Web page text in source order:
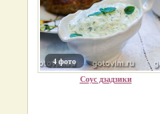
4 фото
Соус дзадзики